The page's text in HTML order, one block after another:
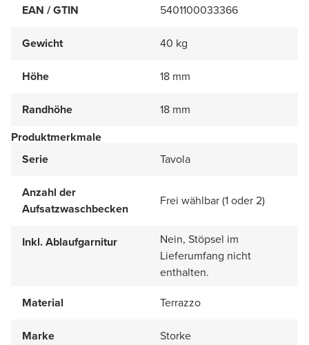
EAN / GTIN 5401100033366
Gewicht 40 kg
Höhe 18 mm
Randhöhe
18 mm
Produktmerkmale
Serie
Tavola
Anzahl der
Aufsatzwaschbecken
Frei wählbar (1 oder 2)
Inkl. Ablaufgarnitur
Nein, Stöpsel im
Lieferumfang nicht
enthalten.
Material
Terrazzo
Marke Storke